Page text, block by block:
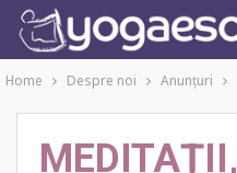
Home Despre noi Anunţuri
MEDITAŢII,